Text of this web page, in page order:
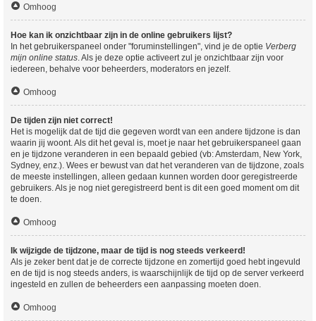
Omhoog
Hoe kan ik onzichtbaar zijn in de online gebruikers lijst?
In het gebruikerspaneel onder "foruminstellingen", vind je de optie Verberg
mijn online status . Als je deze optie activeert zul je onzichtbaar zijn voor
iedereen, behalve voor beheerders, moderators en jezelf.
Omhoog
De tijden zijn niet correct!
Het is mogelijk dat de tijd die gegeven wordt van een andere tijdzone is dan
waarin jij woont. Als dit het geval is, moet je naar het gebruikerspaneel gaan
en je tijdzone veranderen in een bepaald gebied (vb: Amsterdam, New York,
Sydney, enz.). Wees er bewust van dat het veranderen van de tijdzone, zoals
de meeste instellingen, alleen gedaan kunnen worden door geregistreerde
gebruikers. Als je nog niet geregistreerd bent is dit een goed moment om dit
te doen.
Omhoog
Ik wijzigde de tijdzone, maar de tijd is nog steeds verkeerd!
Als je zeker bent dat je de correcte tijdzone en zomertijd goed hebt ingevuld
en de tijd is nog steeds anders, is waarschijnlijk de tijd op de server verkeerd
ingesteld en zullen de beheerders een aanpassing moeten doen.
Omhoog